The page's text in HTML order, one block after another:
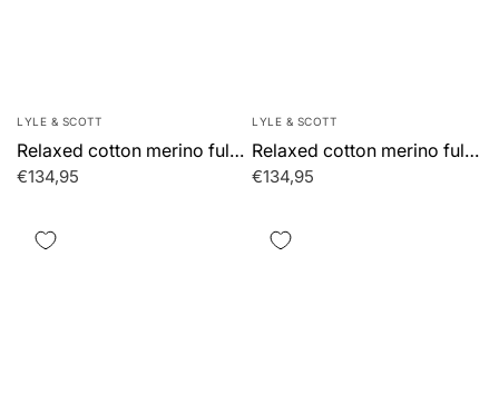
LYLE & SCOTT
Relaxed cotton merino full zip jumper - cove
€134,95
LYLE & SCOTT
Relaxed cotton merino full zip jumper - jet black
€134,95